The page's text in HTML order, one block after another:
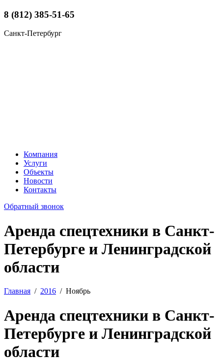
8 (812) 385-51-65
Санкт-Петербург
Компания
Услуги
Объекты
Новости
Контакты
Обратный звонок
Аренда спецтехники в Санкт-
Петербурге и Ленинградской
области
Главная 2016 Ноябрь
Аренда спецтехники в Санкт-
Петербурге и Ленинградской
области